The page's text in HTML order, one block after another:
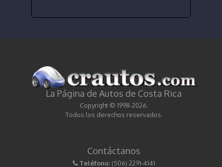
La Página de Autos de Costa Rica
Copyright © 1998-2026.
Todos los derechos reservados.
Contáctanos
Teléfono: (506) 2291-4141